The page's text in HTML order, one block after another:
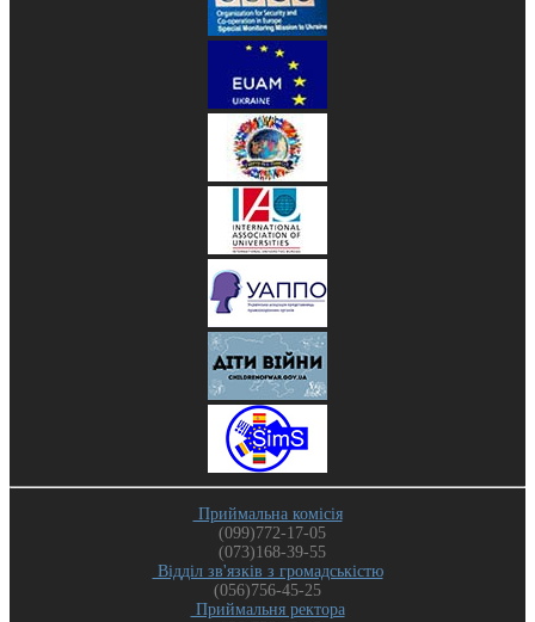
Приймальна комісія
(099)772-17-05
(073)168-39-55
Відділ зв'язків з громадськістю
(056)756-45-25
Приймальня ректора